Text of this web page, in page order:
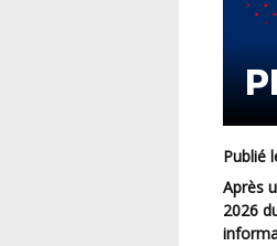
Après un mois de septembre dédié à la rentrée du Football, coup d’envoi de la saison 2025-
2026